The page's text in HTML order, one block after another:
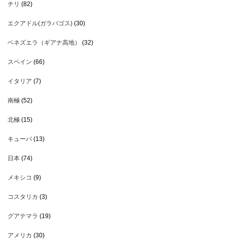
チリ (82)
エクアドル(ガラパゴス) (30)
ベネズエラ（ギアナ高地） (32)
スペイン (66)
イタリア (7)
南極 (52)
北極 (15)
キューバ(13)
日本 (74)
メキシコ (9)
コスタリカ (3)
グアテマラ (19)
アメリカ (30)